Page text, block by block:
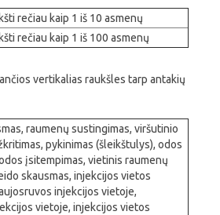
rečiau kaip 1 iš 10 asmenų
rečiau kaip 1 iš 100 asmenų
vertikalias raukšles tarp antakių
raumenų sustingimas, viršutinio
pykinimas (šleikštulys), odos
įsitempimas, vietinis raumenų
skausmas, injekcijos vietos
injekcijos vietoje,
vietoje, injekcijos vietos